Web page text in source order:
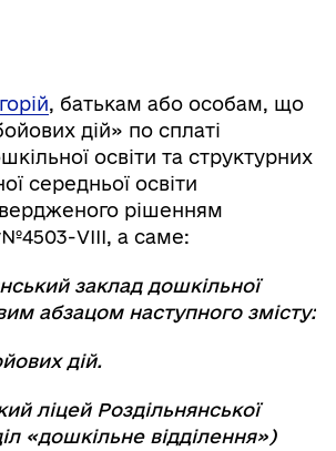
, батькам або особам, що
дій» по сплаті
освіти та структурних
середньої освіти
рішенням
VІІІ, а саме:
заклад дошкільної
абзацом наступного змісту:
дій.
ліцей Роздільнянської
«дошкільне відділення»)